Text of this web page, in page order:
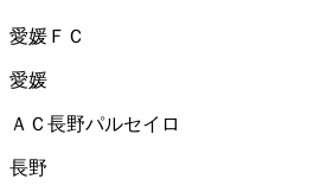
愛媛ＦＣ
愛媛
ＡＣ長野パルセイロ
長野